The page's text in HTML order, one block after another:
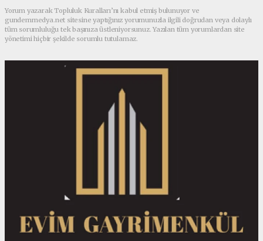
Yorum yazarak Topluluk Kuralları’nı kabul etmiş bulunuyor ve
gundemmedya.net sitesine yaptığınız yorumunuzla ilgili doğrudan veya dolaylı
tüm sorumluluğu tek başınıza üstleniyorsunuz. Yazılan tüm yorumlardan site
yönetimi hiçbir şekilde sorumlu tutulamaz.